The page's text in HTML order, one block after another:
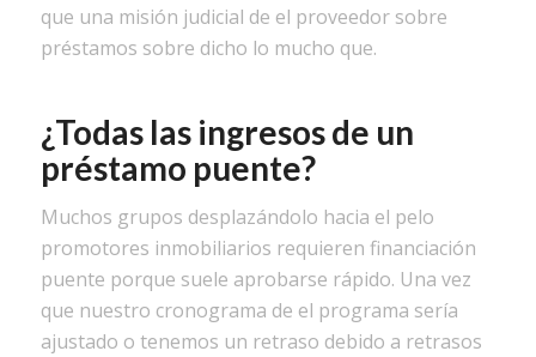
que una misión judicial de el proveedor sobre
préstamos sobre dicho lo mucho que.
¿Todas las ingresos de un
préstamo puente?
Muchos grupos desplazándolo hacia el pelo
promotores inmobiliarios requieren financiación
puente porque suele aprobarse rápido. Una vez
que nuestro cronograma de el programa serí­a
ajustado o tenemos un retraso debido a retrasos